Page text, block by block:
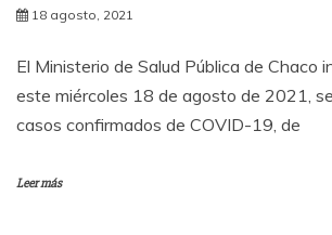
18 agosto, 2021
El Ministerio de Salud Pública de Chaco
este miércoles 18 de agosto de 2021,
casos confirmados de COVID-19, de
Leer más